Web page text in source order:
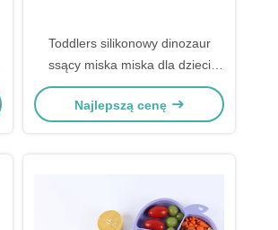
Toddlers silikonowy dinozaur
ssący miska miska dla dzieci
karmienia żywności
Najlepszą cenę